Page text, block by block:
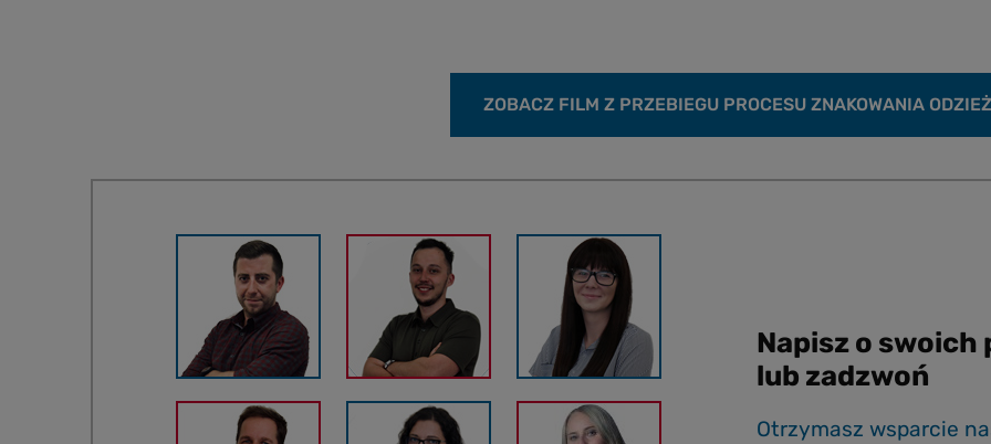
ZOBACZ FILM Z PRZEBIEGU PROCESU ZNAKOWANIA
Napisz o
lub zadzwoń
Otrzymasz wsparcie